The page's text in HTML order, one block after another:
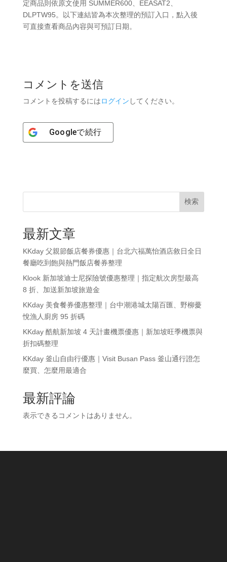
定商品則依原文使用 SUMMER600、EEASAT2、
DLPTW95。以下連結皆為本次整理的預訂入口，點入後
可直接查看商品內容與可預訂日期。
コメントを送信
コメントを投稿するにはログイン してください。
Googleで続行
検索
最新文章
KKday 父親節飯店餐券優惠｜台北六福萬怡酒店敘日全日
餐廳吃到飽與熱門飯店餐券整理
Klook 新加坡迪士尼探險號優惠整理｜指定航次房型最高
8 折、加送新加坡旅遊金
KKday 美食餐券優惠整理｜台中潮港城太陽百匯、野柳薆
悅漁人廚房 95 折碼
KKday 酷航新加坡 4 天計畫機票優惠｜新加坡旺季機票與
折扣碼整理
KKday 釜山自由行優惠｜Visit Busan Pass 釜山通行證怎
麼買、怎麼用最適合
最新評論
表示できるコメントはありません。